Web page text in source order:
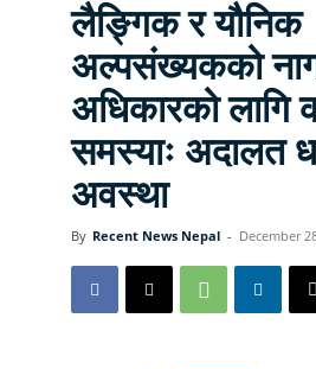
लैङ्गिक र यौनिक
अल्पसंख्यकको
अधिकारको लागि
समस्याः अदालत
अवस्था
By Recent News Nepal - December